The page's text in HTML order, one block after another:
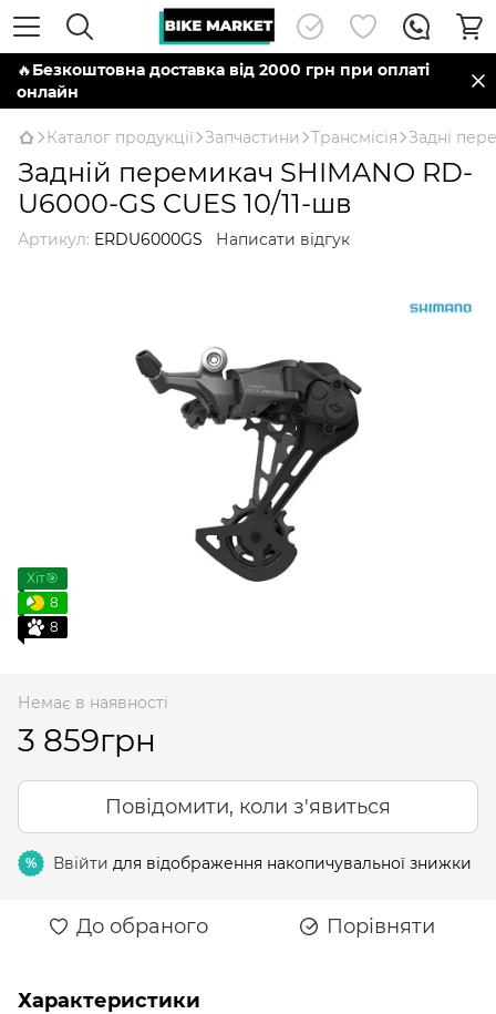
🔥Безкоштовна доставка від 2000 грн при оплаті
онлайн
Каталог продукції Запчастини Трансмісія Задні
Задній перемикач SHIMANO RD-
U6000-GS CUES 10/11-шв
Артикул: ERDU6000GS Написати відгук
Хіт🎯
8
8
Немає в наявності
3 859грн
Повідомити, коли з'явиться
% Ввійти для відображення накопичувальної знижки
До обраного Порівняти
Характеристики